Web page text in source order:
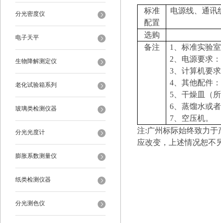
分光密度仪
电子天平
生物降解测定仪
老化试验箱系列
玻璃类检测仪器
分光光度计
膨胀系数测量仪
纸类检测仪器
分光测色仪
标准
配置
电源线、通讯
选购
备注
1
、标准实验
2 、电源要求：
3 、计算机要
4 、其他配件
5 、干燥皿（
6 、蒸馏水或
7 、空压机。
注:广州标际始终致力
应改变，上述情况恕不